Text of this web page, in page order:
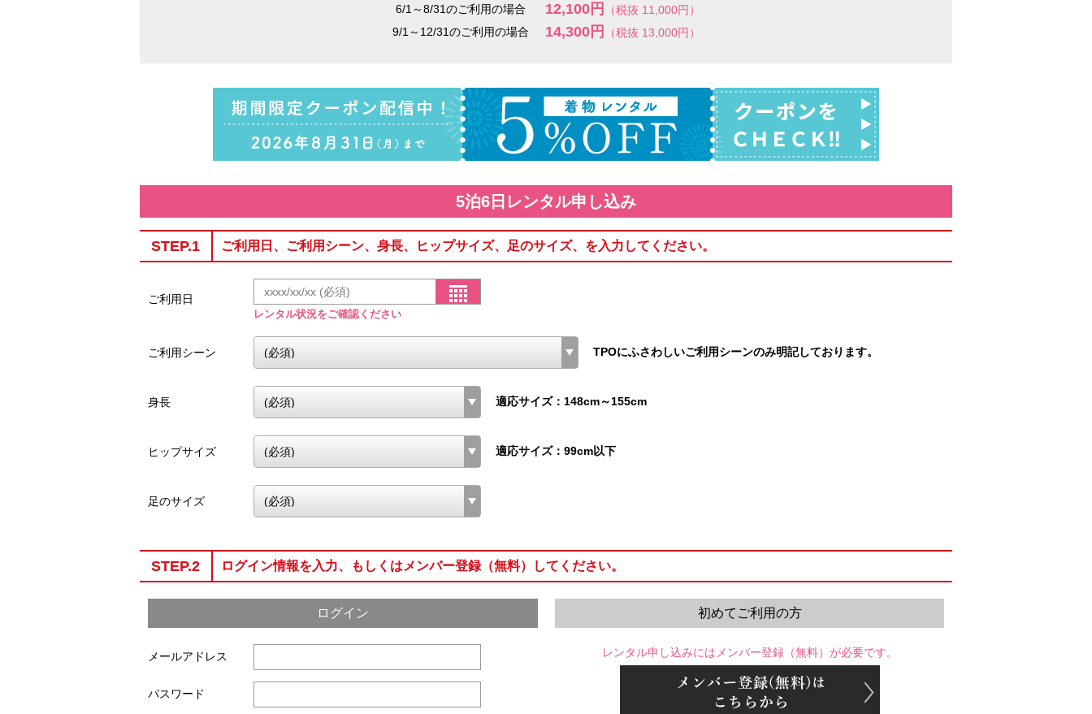
6/1～8/31のご利用の場合
12,100円
（税抜 11,000円）
9/1～12/31のご利用の場合
14,300円 （税抜 13,000円）
5泊6日レンタル申し込み
STEP.1 ご利用日、ご利用シーン、身長、ヒップサイズ、足のサイズ、を入力してください。
ご利用日
レンタル状況をご確認ください
ご利用シーン TPOにふさわしいご利用シーンのみ明記しております。
身長 適応サイズ：148cm～155cm
ヒップサイズ 適応サイズ：99cm以下
足のサイズ
STEP.2 ログイン情報を入力、もしくはメンバー登録（無料）してください。
ログイン
メールアドレス
パスワード
初めてご利用の方
レンタル申し込みにはメンバー登録（無料）が必要です。